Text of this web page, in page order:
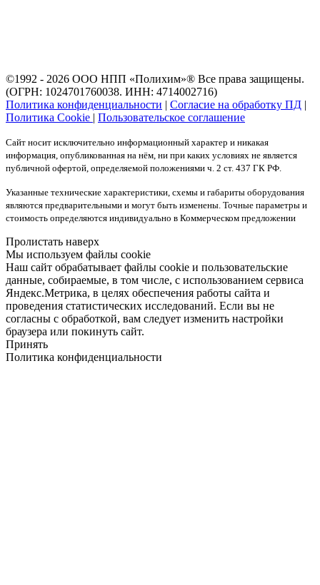
©1992 - 2026 ООО НПП «Полихим»® Все права защищены.
(ОГРН: 1024701760038. ИНН: 4714002716)
Политика конфиденциальности | Согласие на обработку ПД |
Политика Cookie | Пользовательское соглашение
Сайт носит исключительно информационный характер и никакая
информация, опубликованная на нём, ни при каких условиях не является
публичной офертой, определяемой положениями ч. 2 ст. 437 ГК РФ.
Указанные технические характеристики, схемы и габариты оборудования
являются предварительными и могут быть изменены. Точные параметры и
стоимость определяются индивидуально в Коммерческом предложении
Пролистать наверх
Мы используем файлы cookie
Наш сайт обрабатывает файлы cookie и пользовательские
данные, собираемые, в том числе, с использованием сервиса
Яндекс.Метрика, в целях обеспечения работы сайта и
проведения статистических исследований. Если вы не
согласны с обработкой, вам следует изменить настройки
браузера или покинуть сайт.
Принять
Политика конфиденциальности